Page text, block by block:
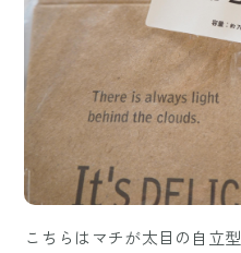
こちらはマチが太目の自立